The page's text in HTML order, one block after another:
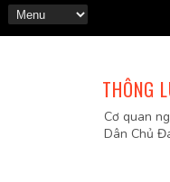
THÔNG
Cơ quan
Dân Chủ